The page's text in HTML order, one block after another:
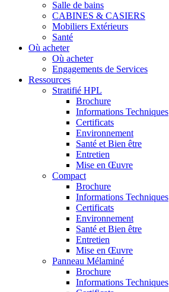
Salle de bains
CABINES & CASIERS
Mobiliers Extérieurs
Santé
Où acheter
Où acheter
Engagements de Services
Ressources
Stratifié HPL
Brochure
Informations Techniques
Certificats
Environnement
Santé et Bien être
Entretien
Mise en Œuvre
Compact
Brochure
Informations Techniques
Certificats
Environnement
Santé et Bien être
Entretien
Mise en Œuvre
Panneau Mélaminé
Brochure
Informations Techniques